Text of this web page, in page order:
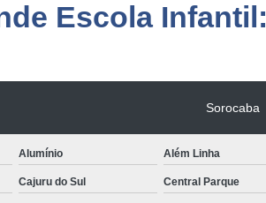
Escola Infantil:
Sorocaba
Alumínio Além Linha
Cajuru do Sul Central Parque